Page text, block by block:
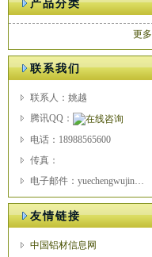
产品分类
更多
联系我们
联系人：姚越
腾讯QQ：
电话：18988565600
传真：
电子邮件：yuechengwujin@163.com
友情链接
中国铝材信息网